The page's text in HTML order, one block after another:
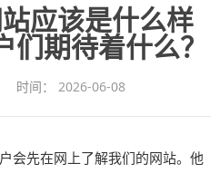
应该是什么样
期待着什么？
时间： 2026-06-08
会先在网上了解我们的网站。他